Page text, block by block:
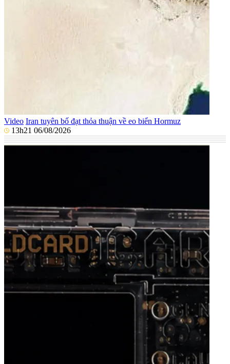
Video Iran tuyên bố đạt thỏa thuận về eo biển Hormuz
13h21 06/08/2026